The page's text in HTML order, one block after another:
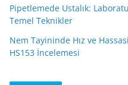
Pipetlemede Ustalık:
Temel Teknikler
Nem Tayininde Hız ve
HS153 İncelemesi